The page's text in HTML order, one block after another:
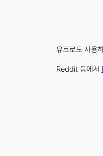
유료로도 사용
Reddit 등에서